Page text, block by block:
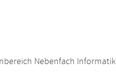
Nebenfach